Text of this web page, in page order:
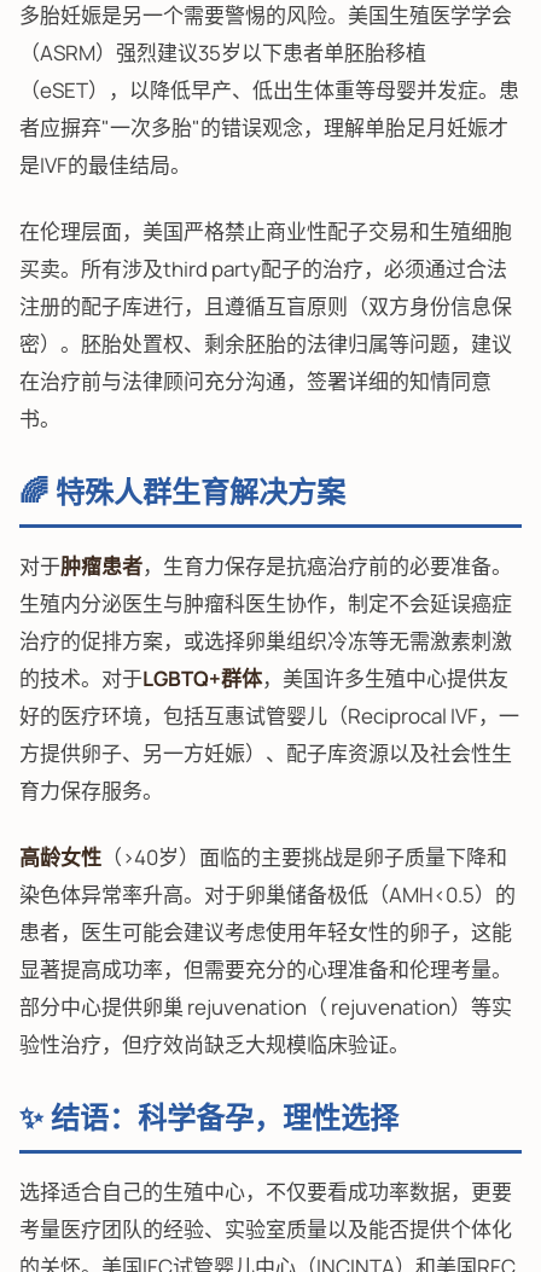
多胎妊娠是另一个需要警惕的风险。美国生殖医学学会
（ASRM）强烈建议35岁以下患者单胚胎移植
（eSET），以降低早产、低出生体重等母婴并发症。患
者应摒弃"一次多胎"的错误观念，理解单胎足月妊娠才
是IVF的最佳结局。
在伦理层面，美国严格禁止商业性配子交易和生殖细胞
买卖。所有涉及third party配子的治疗，必须通过合法
注册的配子库进行，且遵循互盲原则（双方身份信息保
密）。胚胎处置权、剩余胚胎的法律归属等问题，建议
在治疗前与法律顾问充分沟通，签署详细的知情同意
书。
🌈 特殊人群生育解决方案
对于肿瘤患者，生育力保存是抗癌治疗前的必要准备。
生殖内分泌医生与肿瘤科医生协作，制定不会延误癌症
治疗的促排方案，或选择卵巢组织冷冻等无需激素刺激
的技术。对于LGBTQ+群体，美国许多生殖中心提供友
好的医疗环境，包括互惠试管婴儿（Reciprocal IVF，一
方提供卵子、另一方妊娠）、配子库资源以及社会性生
育力保存服务。
高龄女性 （>40岁）面临的主要挑战是卵子质量下降和
染色体异常率升高。对于卵巢储备极低（AMH<0.5）的
患者，医生可能会建议考虑使用年轻女性的卵子，这能
显著提高成功率，但需要充分的心理准备和伦理考量。
部分中心提供卵巢 rejuvenation（ rejuvenation）等实
验性治疗，但疗效尚缺乏大规模临床验证。
✨ 结语：科学备孕，理性选择
选择适合自己的生殖中心，不仅要看成功率数据，更要
考量医疗团队的经验、实验室质量以及能否提供个体化